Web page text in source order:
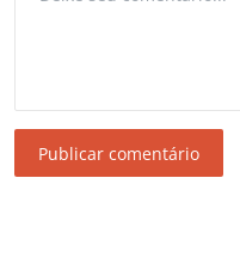
Publicar comentário